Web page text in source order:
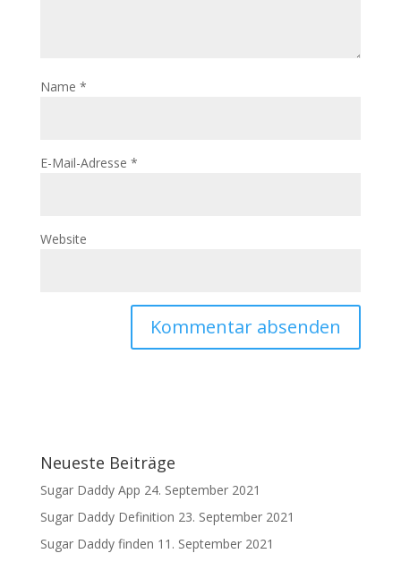
Name *
E-Mail-Adresse *
Website
Neueste Beiträge
Sugar Daddy App 24. September 2021
Sugar Daddy Definition 23. September 2021
Sugar Daddy finden 11. September 2021